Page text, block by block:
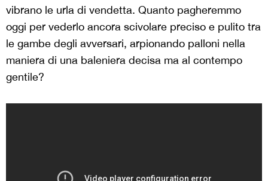
vibrano le urla di vendetta. Quanto pagheremmo
oggi per vederlo ancora scivolare preciso e pulito tra
le gambe degli avversari, arpionando palloni nella
maniera di una baleniera decisa ma al contempo
gentile?